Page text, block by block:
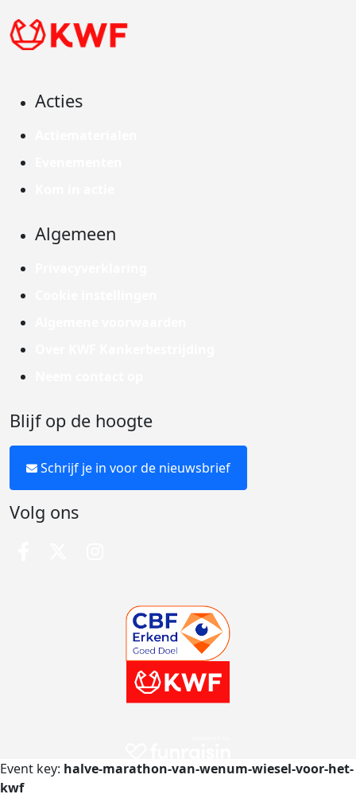
Acties
Algemeen
Blijf op de hoogte
Schrijf je in voor de nieuwsbrief
Volg ons
Event key: halve-marathon-van-wenum-wiesel-voor-het-
kwf